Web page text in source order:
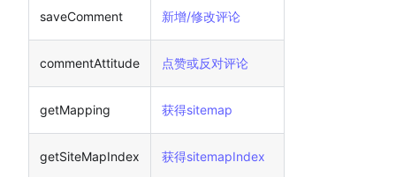
saveComment 新增/修改评论
commentAttitude 点赞或反对评论
getMapping 获得sitemap
getSiteMapIndex 获得sitemapIndex